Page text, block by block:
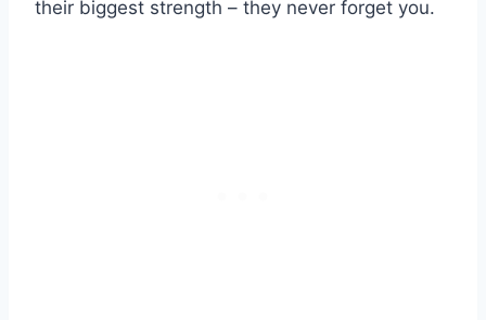
their biggest strength – they never forget you.